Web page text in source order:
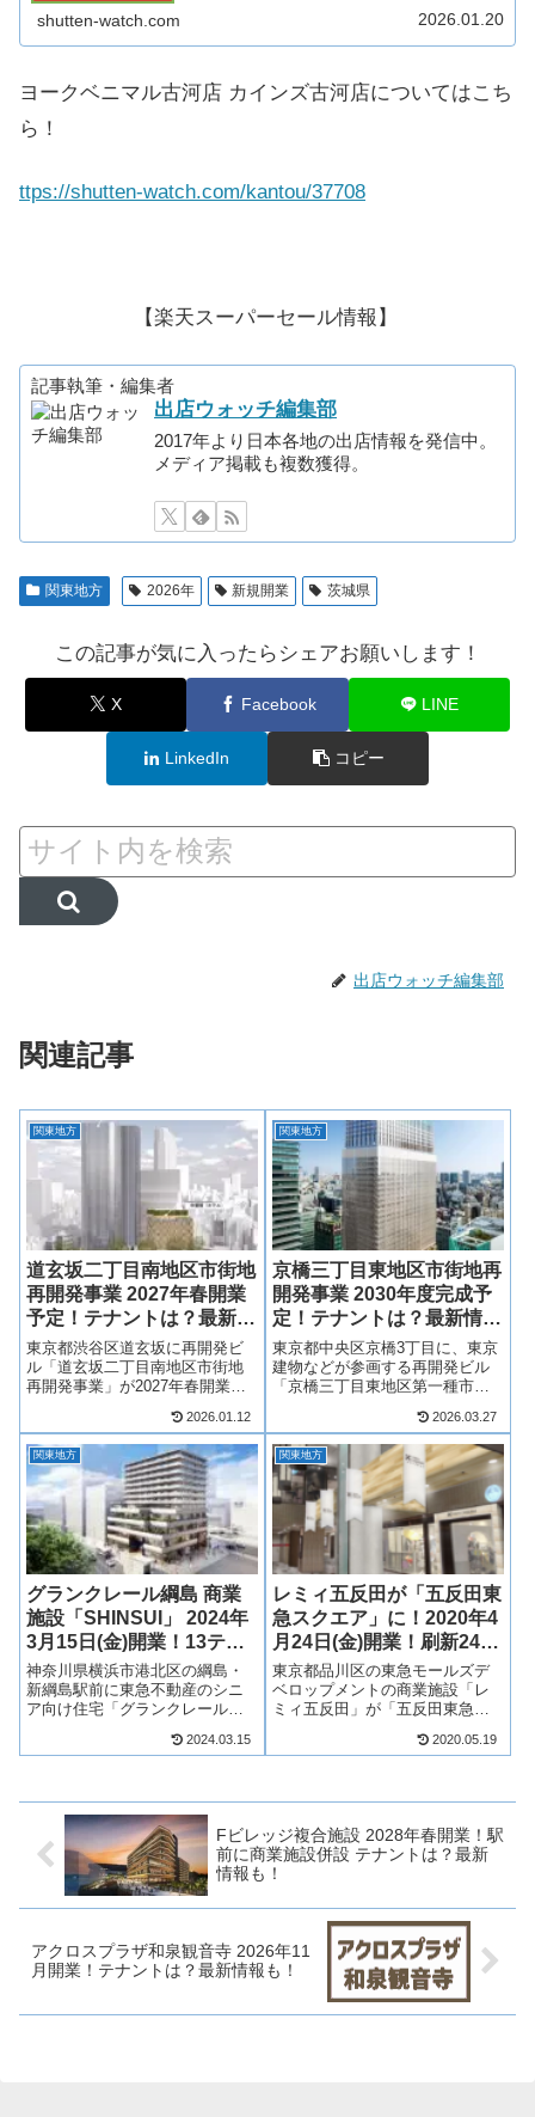
いと思います。是非最後までお付き合いくだ...
shutten-watch.com 2026.01.20
ヨークベニマル古河店 カインズ古河店についてはこち
ら！
ttps://shutten-watch.com/kantou/37708
【楽天スーパーセール情報】
記事執筆・編集者
出店ウォッチ編集部
2017年より日本各地の出店情報を発信中。
メディア掲載も複数獲得。
関東地方 2026年 新規開業 茨城県
この記事が気に入ったらシェアお願いします！
X Facebook LINE
LinkedIn コピー
出店ウォッチ編集部
関連記事
関東地方
道玄坂二丁目南地区市街地
再開発事業 2027年春開業
予定！テナントは？最新情
報も！
東京都渋谷区道玄坂に再開発ビ
ル「道玄坂二丁目南地区市街地
再開発事業」が2027年春開業予
DOGENZAKA（仮称）」、商業
施設から構成され、商業施設に
は様々なジャンルの複数店舗が
出店予定！渋谷...
2026.01.12
関東地方
京橋三丁目東地区市街地再
開発事業 2030年度完成予
定！テナントは？最新情報
も！
東京都中央区京橋3丁目に、東京
建物などが参画する再開発ビル
「京橋三丁目東地区第一種市街
成、2030年度開業予定！オフィ
ス、ホテル、住宅を主体に、低
層階には商業施設が整備され、
複数店舗が出店予定！旧警察博
物館...
2026.03.27
関東地方
グランクレール綱島 商業
施設「SHINSUI」 2024年
3月15日(金)開業！13テナ
ント一覧！最新情報も！
神奈川県横浜市港北区の綱島・
新綱島駅前に東急不動産のシニ
ア向け住宅「グランクレール綱
業！商業施設「SHINSUI（しん
レール綱島」を中心に...
2024.03.15
関東地方
レミィ五反田が「五反田東
急スクエア」に！2020年4
月24日(金)開業！刷新24テ
ナント一覧！最新情報も！
東京都品川区の東急モールズデ
ベロップメントの商業施設「レ
ミィ五反田」が「五反田東急ス
月24日(金)にリニューアルオープ
フードなど37店舗が出店！そん
な...
2020.05.19
Fビレッジ複合施設 2028年春開業！駅
前に商業施設併設 テナントは？最新
情報も！
アクロスプラザ和泉観音寺 2026年11
月開業！テナントは？最新情報も！